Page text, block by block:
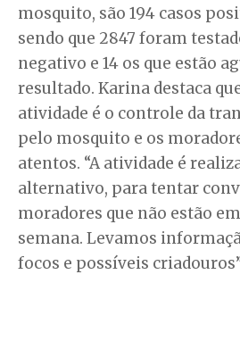
mosquito, são 194 casos
sendo que 2847 foram
negativo e 14 os que estão
resultado. Karina destaca
atividade é o controle da
pelo mosquito e os
atentos. “A atividade é
alternativo, para tentar
moradores que não estão
semana. Levamos
focos e possíveis